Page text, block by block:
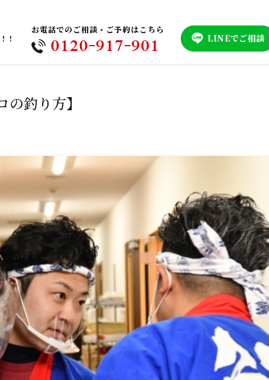
！
お電話でのご相談・ご予約はこちら
0120-917-901 LINEでご相談
釣り方】